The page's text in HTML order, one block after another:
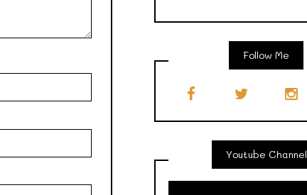
Follow Me
Youtube Channel